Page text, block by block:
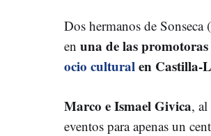
Dos hermanos de
en una de las promotoras
ocio culturalen Castilla-
Marco e Ismael Givica, al
eventos para apenas un